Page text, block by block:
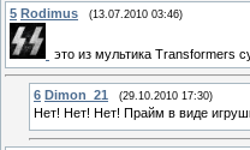
5 Rodimus (13.07.2010 03:46)
это из мультика Transformers
6 Dimon_21 (29.10.2010 17:30)
Нет! Нет! Нет! Прайм в виде